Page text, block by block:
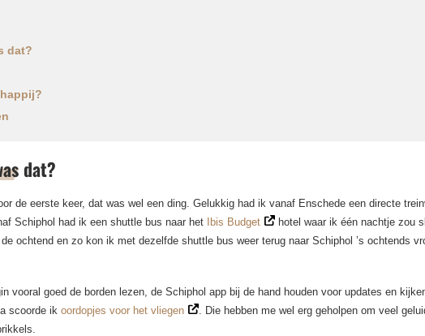
dat?
dat?
de eerste keer, dat was wel een ding. Gelukkig had ik vanaf Enschede een directe
Schiphol had ik een shuttle bus naar het
Ibis Budget
hotel waar ik één nachtje zou
ochtend en zo kon ik met dezelfde shuttle bus weer terug naar Schiphol ’s ochtends
vooral goed de borden lezen, de Schiphol app bij de hand houden voor updates en
scoorde ik oordopjes voor het vliegen
. Die hebben me wel erg geholpen om veel